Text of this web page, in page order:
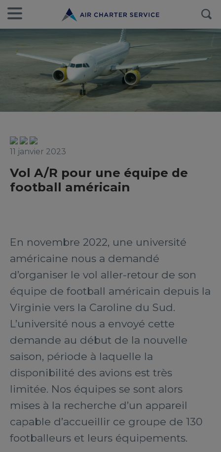
11 janvier 2023
Vol A/R pour une équipe de
football américain
En novembre 2022, une université
américaine nous a demandé
d’organiser le vol aller-retour de son
équipe de football américain depuis la
Virginie vers la Caroline du Sud.
L’université nous a envoyé cette
demande au début de la nouvelle
saison, période à laquelle la
disponibilité des avions est très
limitée. Nos équipes se sont alors
mises à la recherche d’un appareil
capable d’accueillir ce groupe de 130
footballeurs et leurs équipements.